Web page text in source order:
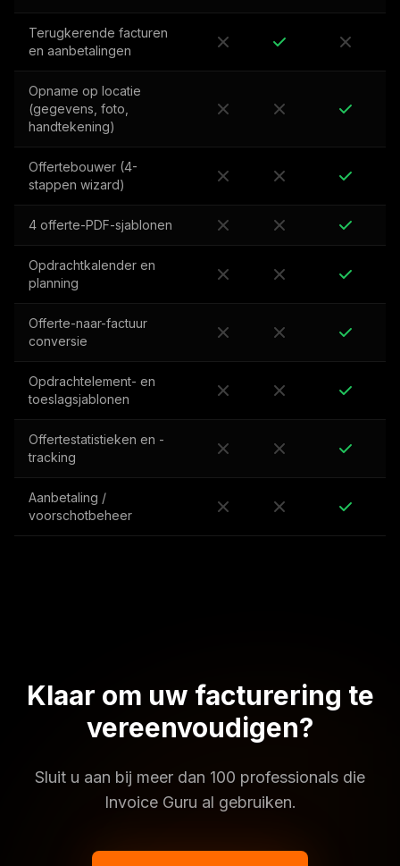
Terugkerende facturen
en aanbetalingen
Opname op locatie
(gegevens, foto,
handtekening)
Offertebouwer (4-
stappen wizard)
4 offerte-PDF-sjablonen
Opdrachtkalender en
planning
Offerte-naar-factuur
conversie
Opdrachtelement- en
toeslagsjablonen
Offertestatistieken en -
tracking
Aanbetaling /
voorschotbeheer
Klaar om uw facturering te
vereenvoudigen?
Sluit u aan bij meer dan 100 professionals die
Invoice Guru al gebruiken.